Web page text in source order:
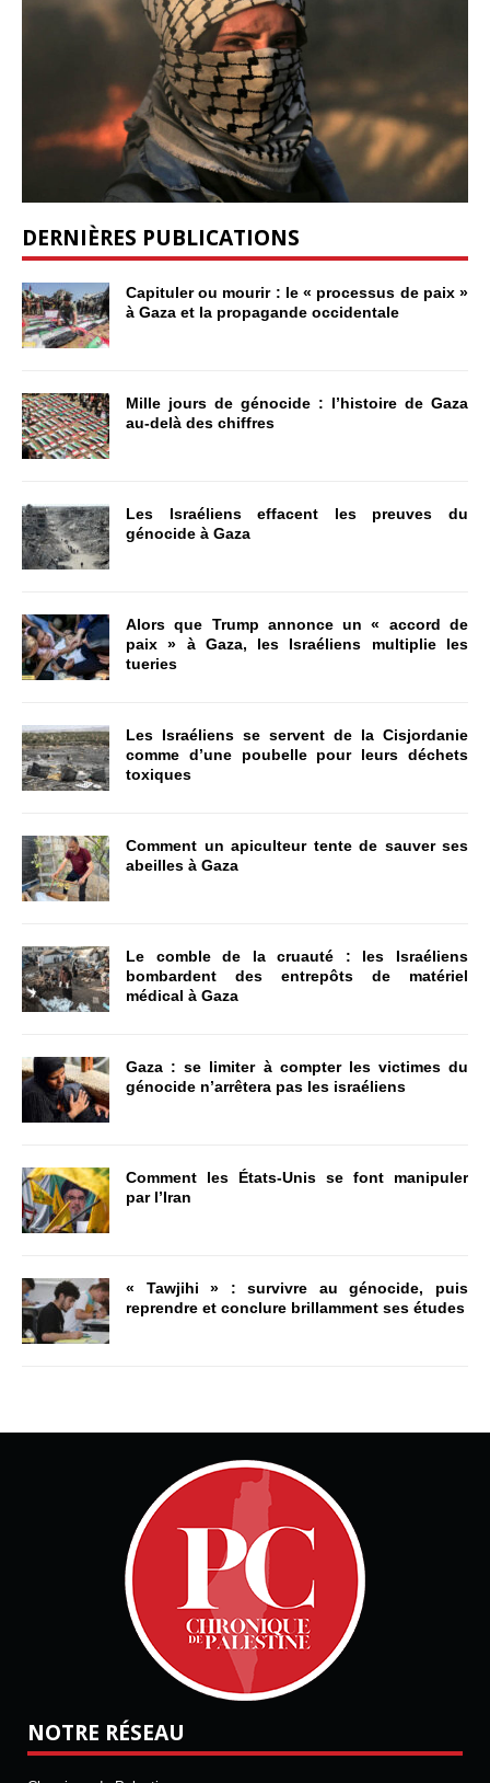
DERNIÈRES PUBLICATIONS
Capituler ou mourir : le « processus de paix »
à Gaza et la propagande occidentale
Mille jours de génocide : l’histoire de Gaza
au-delà des chiffres
Les Israéliens effacent les preuves du
génocide à Gaza
Alors que Trump annonce un « accord de
paix » à Gaza, les Israéliens multiplie les
tueries
Les Israéliens se servent de la Cisjordanie
comme d’une poubelle pour leurs déchets
toxiques
Comment un apiculteur tente de sauver ses
abeilles à Gaza
Le comble de la cruauté : les Israéliens
bombardent des entrepôts de matériel
médical à Gaza
Gaza : se limiter à compter les victimes du
génocide n’arrêtera pas les israéliens
Comment les États-Unis se font manipuler
par l’Iran
« Tawjihi » : survivre au génocide, puis
reprendre et conclure brillamment ses études
NOTRE RÉSEAU